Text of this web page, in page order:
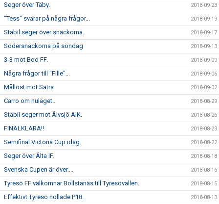
Seger över Täby. 2018-09-23
"Tess" svarar på några frågor... 2018-09-19
Stabil seger över snäckorna. 2018-09-17
Södersnäckorna på söndag 2018-09-13
3-3 mot Boo FF. 2018-09-09
Några frågor till "Fille"... 2018-09-06
Mållöst mot Sätra 2018-09-02
Carro om nuläget.. 2018-08-29
Stabil seger mot Älvsjö AIK. 2018-08-26
FINALKLARA!! 2018-08-23
Semifinal Victoria Cup idag. 2018-08-22
Seger över Älta IF. 2018-08-18
Svenska Cupen är över.... 2018-08-16
Tyresö FF välkomnar Bollstanäs till Tyresövallen. 2018-08-15
Effektivt Tyresö nollade P18. 2018-08-13